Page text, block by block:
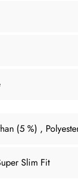
(5 %) ,
Slim Fit